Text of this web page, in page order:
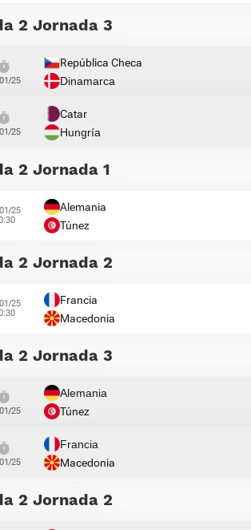
2 Jornada 3
25
República Checa
Dinamarca
25
Catar
Hungría
2 Jornada 1
25
Alemania
Túnez
2 Jornada 2
25
Francia
Macedonia
2 Jornada 3
25
Alemania
Túnez
25
Francia
Macedonia
2 Jornada 2